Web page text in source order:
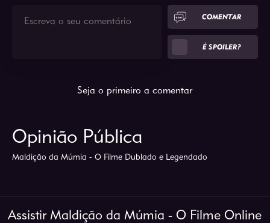
COMENTAR
É SPOILER?
Seja o primeiro a comentar
Opinião Pública
Maldição da Múmia - O Filme Dublado e Legendado
Assistir Maldição da Múmia - O Filme Online